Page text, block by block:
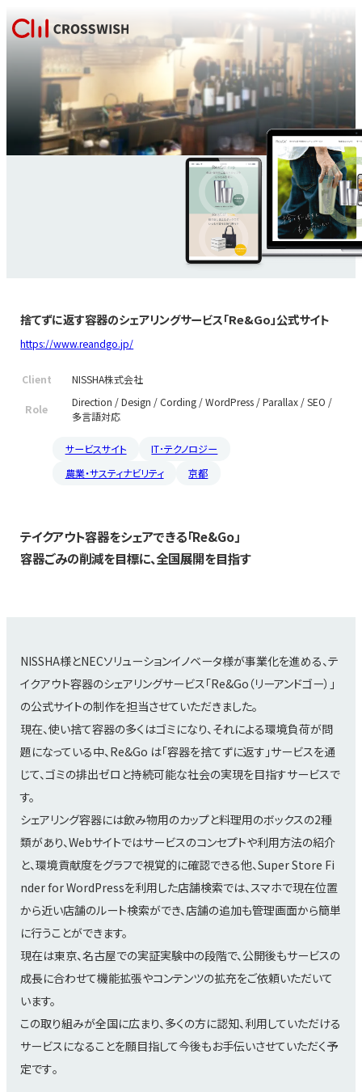
捨てずに返す容器のシェアリングサービス「Re&Go」公式サイト
https://www.reandgo.jp/
Client NISSHA株式会社
Role
Direction / Design / Cording / WordPress / Parallax / SEO /
多言語対応
サービスサイト
IT･テクノロジー
農業・サスティナビリティ
京都
テイクアウト容器をシェアできる「Re&Go」
容器ごみの削減を目標に、全国展開を目指す
NISSHA様とNECソリューションイノベータ様が事業化を進める、テ
イクアウト容器のシェアリングサービス「Re&Go（リーアンドゴー）」
の公式サイトの制作を担当させていただきました。
現在、使い捨て容器の多くはゴミになり、それによる環境負荷が問
題になっている中、Re&Go は「容器を捨てずに返す」サービスを通
じて、ゴミの排出ゼロと持続可能な社会の実現を目指すサービスで
す。
シェアリング容器には飲み物用のカップと料理用のボックスの2種
類があり、Webサイトではサービスのコンセプトや利用方法の紹介
と、環境貢献度をグラフで視覚的に確認できる他、Super Store Fi
nder for WordPressを利用した店舗検索では、スマホで現在位置
から近い店舗のルート検索ができ、店舗の追加も管理画面から簡単
に行うことができます。
現在は東京、名古屋での実証実験中の段階で、公開後もサービスの
成長に合わせて機能拡張やコンテンツの拡充をご依頼いただいて
います。
この取り組みが全国に広まり、多くの方に認知、利用していただける
サービスになることを願目指して今後もお手伝いさせていただく予
定です｡